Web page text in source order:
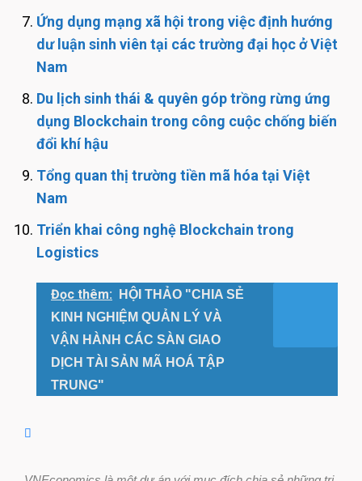
Ứng dụng mạng xã hội trong việc định hướng
dư luận sinh viên tại các trường đại học ở Việt
Nam
Du lịch sinh thái & quyên góp trồng rừng ứng
dụng Blockchain trong công cuộc chống biến
đổi khí hậu
Tổng quan thị trường tiền mã hóa tại Việt
Nam
Triển khai công nghệ Blockchain trong
Logistics
Đọc thêm:
HỘI THẢO "CHIA SẺ
KINH NGHIỆM QUẢN LÝ VÀ
VẬN HÀNH CÁC SÀN GIAO
DỊCH TÀI SẢN MÃ HOÁ TẬP
TRUNG"